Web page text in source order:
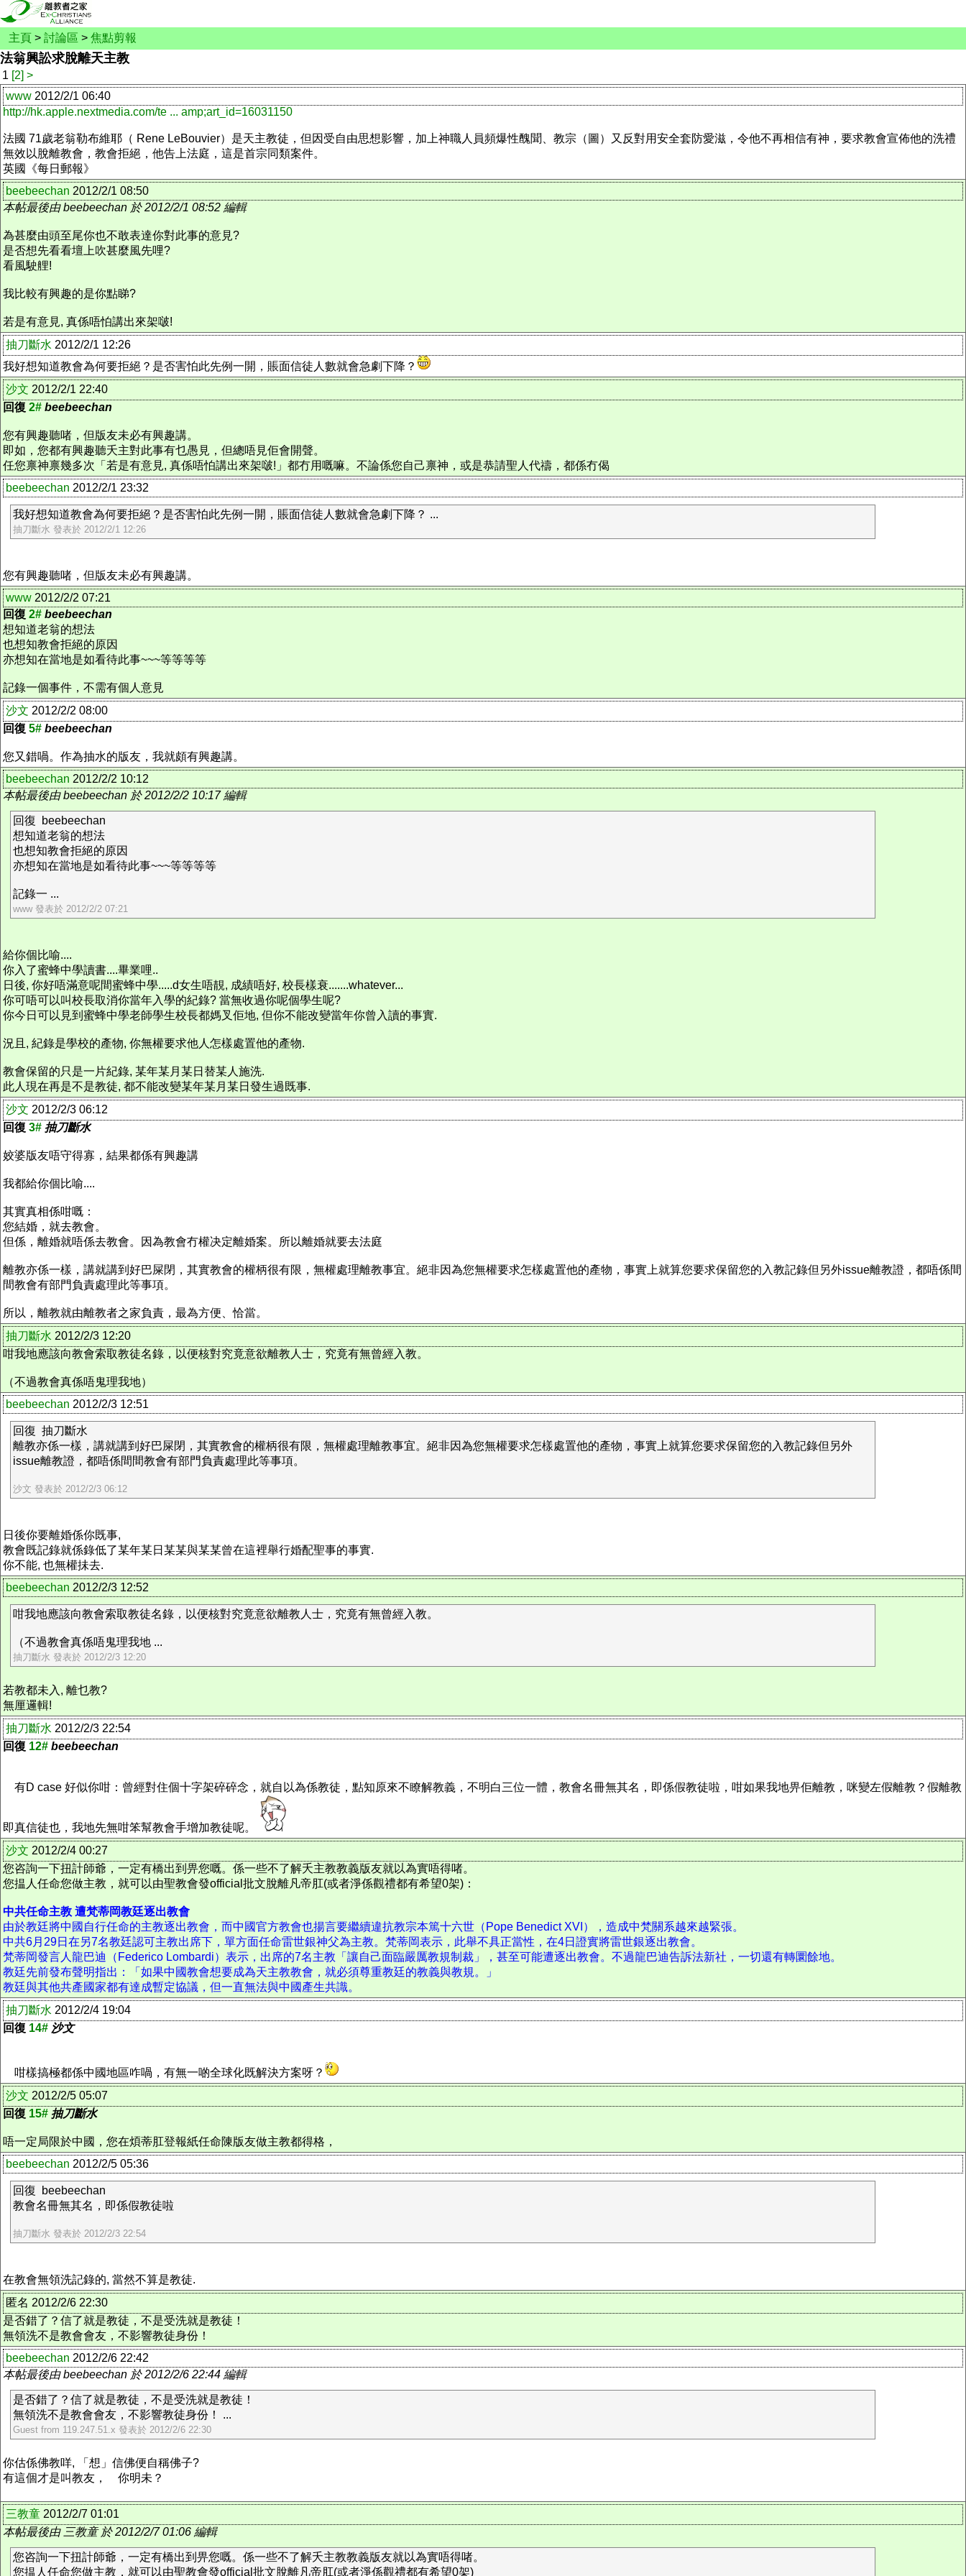
主頁 > 討論區 > 焦點剪報
法翁興訟求脫離天主教
1 [2] >
www 2012/2/1 06:40
http://hk.apple.nextmedia.com/te ... amp;art_id=16031150
法國 71歲老翁勒布維耶（ Rene LeBouvier）是天主教徒，但因受自由思想影響，加上神職人員頻爆性醜聞、教宗（圖）又反對用安全套防愛滋，令他不再相信有神，要求教會宣佈他的洗禮
無效以脫離教會，教會拒絕，他告上法庭，這是首宗同類案件。
英國《每日郵報》
beebeechan 2012/2/1 08:50
本帖最後由 beebeechan 於 2012/2/1 08:52 編輯
為甚麼由頭至尾你也不敢表達你對此事的意見?
是否想先看看壇上吹甚麼風先哩?
看風駛艃!
我比較有興趣的是你點睇?
若是有意見, 真係唔怕講出來架啵!
抽刀斷水 2012/2/1 12:26
我好想知道教會為何要拒絕？是否害怕此先例一開，賬面信徒人數就會急劇下降？
沙文 2012/2/1 22:40
回復 2# beebeechan
您有興趣聽啫，但版友未必有興趣講。
即如，您都有興趣聽夭主對此事有乜愚見，但總唔見佢會開聲。
任您禀神禀幾多次「若是有意見, 真係唔怕講出來架啵!」都冇用嘅嘛。不論係您自己禀神，或是恭請聖人代禱，都係冇偈
beebeechan 2012/2/1 23:32
我好想知道教會為何要拒絕？是否害怕此先例一開，賬面信徒人數就會急劇下降？ ...
抽刀斷水 發表於 2012/2/1 12:26
您有興趣聽啫，但版友未必有興趣講。
www 2012/2/2 07:21
回復 2# beebeechan
想知道老翁的想法
也想知教會拒絕的原因
亦想知在當地是如看待此事~~~等等等等
記錄一個事件，不需有個人意見
沙文 2012/2/2 08:00
回復 5# beebeechan
您又錯喎。作為抽水的版友，我就頗有興趣講。
beebeechan 2012/2/2 10:12
本帖最後由 beebeechan 於 2012/2/2 10:17 編輯
回復 beebeechan
想知道老翁的想法
也想知教會拒絕的原因
亦想知在當地是如看待此事~~~等等等等
記錄一 ...
www 發表於 2012/2/2 07:21
給你個比喻....
你入了蜜蜂中學讀書....畢業哩..
日後, 你好唔滿意呢間蜜蜂中學.....d女生唔靚, 成績唔好, 校長樣衰.......whatever...
你可唔可以叫校長取消你當年入學的紀錄? 當無收過你呢個學生呢?
你今日可以見到蜜蜂中學老師學生校長都媽叉佢地, 但你不能改變當年你曾入讀的事實.
況且, 紀錄是學校的產物, 你無權要求他人怎樣處置他的產物.
教會保留的只是一片紀錄, 某年某月某日替某人施洗.
此人現在再是不是教徒, 都不能改變某年某月某日發生過既事.
沙文 2012/2/3 06:12
回復 3# 抽刀斷水
姣婆版友唔守得寡，結果都係有興趣講
我都給你個比喻....
其實真相係咁嘅：
您結婚，就去教會。
但係，離婚就唔係去教會。因為教會冇權决定離婚案。所以離婚就要去法庭
離教亦係一樣，講就講到好巴屎閉，其實教會的權柄很有限，無權處理離教事宜。絕非因為您無權要求怎樣處置他的產物，事實上就算您要求保留您的入教記錄但另外issue離教證，都唔係間
間教會有部門負責處理此等事項。
所以，離教就由離教者之家負責，最為方便、恰當。
抽刀斷水 2012/2/3 12:20
咁我地應該向教會索取教徒名錄，以便核對究竟意欲離教人士，究竟有無曾經入教。
（不過教會真係唔鬼理我地）
beebeechan 2012/2/3 12:51
回復 抽刀斷水
離教亦係一樣，講就講到好巴屎閉，其實教會的權柄很有限，無權處理離教事宜。絕非因為您無權要求怎樣處置他的產物，事實上就算您要求保留您的入教記錄但另外
issue離教證，都唔係間間教會有部門負責處理此等事項。
沙文 發表於 2012/2/3 06:12
日後你要離婚係你既事,
教會既記錄就係錄低了某年某日某某與某某曾在這裡舉行婚配聖事的事實.
你不能, 也無權抺去.
beebeechan 2012/2/3 12:52
咁我地應該向教會索取教徒名錄，以便核對究竟意欲離教人士，究竟有無曾經入教。
（不過教會真係唔鬼理我地 ...
抽刀斷水 發表於 2012/2/3 12:20
若教都未入, 離乜教?
無厘邏輯!
抽刀斷水 2012/2/3 22:54
回復 12# beebeechan
有D case 好似你咁：曾經對住個十字架碎碎念，就自以為係教徒，點知原來不瞭解教義，不明白三位一體，教會名冊無其名，即係假教徒啦，咁如果我地畀佢離教，咪變左假離教？假離教
即真信徒也，我地先無咁笨幫教會手增加教徒呢。
沙文 2012/2/4 00:27
您咨詢一下扭計師爺，一定有橋出到畀您嘅。係一些不了解夭主教教義版友就以為實唔得啫。
您揾人任命您做主教，就可以由聖教會發official批文脫離凡帝肛(或者淨係觀禮都有希望0架)：
中共任命主教 遭梵蒂岡教廷逐出教會
由於教廷將中國自行任命的主教逐出教會，而中國官方教會也揚言要繼續違抗教宗本篤十六世（Pope Benedict XVI），造成中梵關系越來越緊張。
中共6月29日在另7名教廷認可主教出席下，單方面任命雷世銀神父為主教。梵蒂岡表示，此舉不具正當性，在4日證實將雷世銀逐出教會。
梵蒂岡發言人龍巴迪（Federico Lombardi）表示，出席的7名主教「讓自己面臨嚴厲教規制裁」，甚至可能遭逐出教會。不過龍巴迪告訴法新社，一切還有轉圜餘地。
教廷先前發布聲明指出：「如果中國教會想要成為天主教教會，就必須尊重教廷的教義與教規。」
教廷與其他共產國家都有達成暫定協議，但一直無法與中國產生共識。
抽刀斷水 2012/2/4 19:04
回復 14# 沙文
咁樣搞極都係中國地區咋喎，有無一啲全球化既解決方案呀？
沙文 2012/2/5 05:07
回復 15# 抽刀斷水
唔一定局限於中國，您在煩蒂肛登報紙任命陳版友做主教都得格，
beebeechan 2012/2/5 05:36
回復 beebeechan
教會名冊無其名，即係假教徒啦
抽刀斷水 發表於 2012/2/3 22:54
在教會無領洗記錄的, 當然不算是教徒.
匿名 2012/2/6 22:30
是否錯了？信了就是教徒，不是受洗就是教徒！
無領洗不是教會會友，不影響教徒身份！
beebeechan 2012/2/6 22:42
本帖最後由 beebeechan 於 2012/2/6 22:44 編輯
是否錯了？信了就是教徒，不是受洗就是教徒！
無領洗不是教會會友，不影響教徒身份！ ...
Guest from 119.247.51.x 發表於 2012/2/6 22:30
你估係佛教咩, 「想」信佛便自稱佛子?
有這個才是叫教友， 你明未？
三教童 2012/2/7 01:01
本帖最後由 三教童 於 2012/2/7 01:06 編輯
您咨詢一下扭計師爺，一定有橋出到畀您嘅。係一些不了解夭主教教義版友就以為實唔得啫。
您揾人任命您做主教，就可以由聖教會發official批文脫離凡帝肛(或者淨係觀禮都有希望0架)